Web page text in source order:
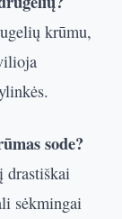
krūmu,
sode?
drastiškai
sėkmingai